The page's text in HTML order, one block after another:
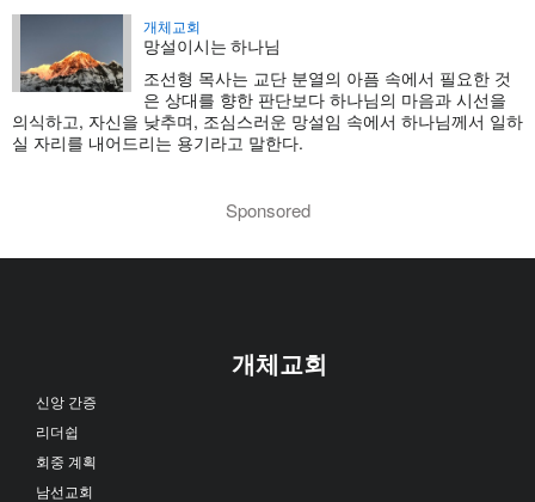
개체교회
망설이시는 하나님
조선형 목사는 교단 분열의 아픔 속에서 필요한 것
은 상대를 향한 판단보다 하나님의 마음과 시선을
의식하고, 자신을 낮추며, 조심스러운 망설임 속에서 하나님께서 일하
실 자리를 내어드리는 용기라고 말한다.
Sponsored
개체교회
신앙 간증
리더쉽
회중 계획
남선교회